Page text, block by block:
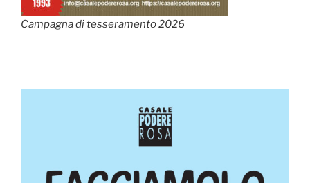
Campagna di tesseramento 2026